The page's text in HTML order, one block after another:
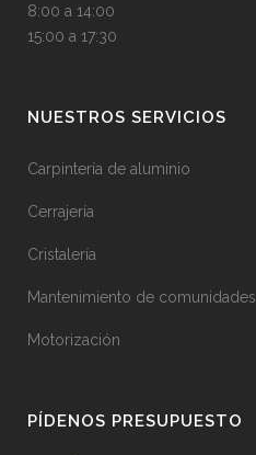
8:00 a 14:00
15:00 a 17:30
NUESTROS SERVICIOS
Carpintería de aluminio
Cerrajería
Cristalería
Mantenimiento de comunidades
Motorización
PÍDENOS PRESUPUESTO